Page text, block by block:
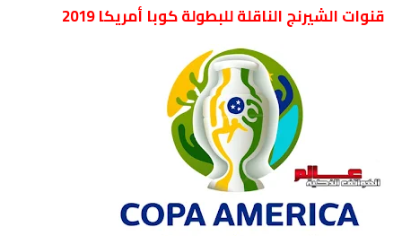
قنوات الشيرنج الناقلة للبطولة كوبا أمريكا 2019